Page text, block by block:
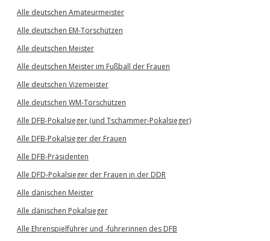
Alle deutschen Amateurmeister
Alle deutschen EM-Torschützen
Alle deutschen Meister
Alle deutschen Meister im Fußball der Frauen
Alle deutschen Vizemeister
Alle deutschen WM-Torschützen
Alle DFB-Pokalsieger (und Tschammer-Pokalsieger)
Alle DFB-Pokalsieger der Frauen
Alle DFB-Präsidenten
Alle DFD-Pokalsieger der Frauen in der DDR
Alle dänischen Meister
Alle dänischen Pokalsieger
Alle Ehrenspielführer und -führerinnen des DFB